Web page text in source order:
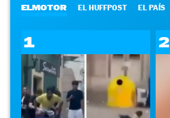
ELMOTOR EL HUFFPOST EL PAÍS
1 2